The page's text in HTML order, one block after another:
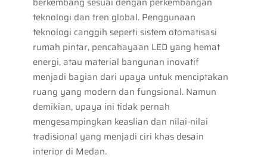
teknologi dan tren global. Penggunaan
teknologi canggih seperti sistem otomatisasi
rumah pintar, pencahayaan LED yang hemat
energi, atau material bangunan inovatif
menjadi bagian dari upaya untuk menciptakan
ruang yang modern dan fungsional. Namun
demikian, upaya ini tidak pernah
mengesampingkan keaslian dan nilai-nilai
tradisional yang menjadi ciri khas desain
interior di Medan.